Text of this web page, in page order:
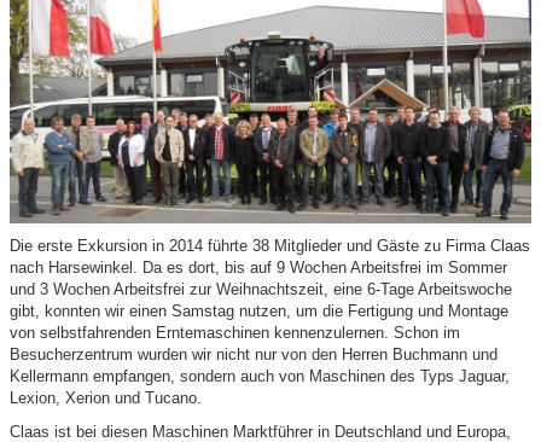
Die erste Exkursion in 2014 führte 38 Mitglieder und Gäste zu Firma Claas
nach Harsewinkel. Da es dort, bis auf 9 Wochen Arbeitsfrei im Sommer
und 3 Wochen Arbeitsfrei zur Weihnachtszeit, eine 6-Tage Arbeitswoche
gibt, konnten wir einen Samstag nutzen, um die Fertigung und Montage
von selbstfahrenden Erntemaschinen kennenzulernen. Schon im
Besucherzentrum wurden wir nicht nur von den Herren Buchmann und
Kellermann empfangen, sondern auch von Maschinen des Typs Jaguar,
Lexion, Xerion und Tucano.
Claas ist bei diesen Maschinen Marktführer in Deutschland und Europa,